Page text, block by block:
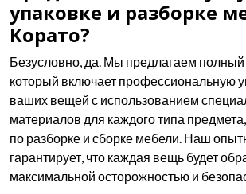
упаковке и разборке
Корато?
Безусловно, да. Мы предлагаем полный
который включает профессиональную
ваших вещей с использованием
материалов для каждого типа
по разборке и сборке мебели. Наш
гарантирует, что каждая вещь будет
максимальной осторожностью и